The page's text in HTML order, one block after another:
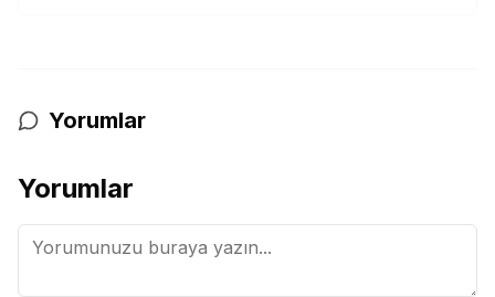
Yorumlar
Yorumlar